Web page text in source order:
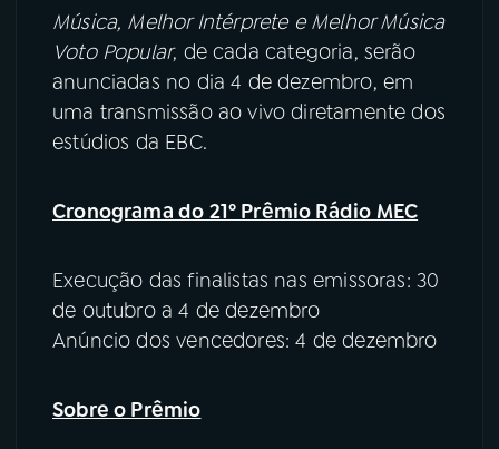
Música, Melhor Intérprete e Melhor Música
Voto Popular, de cada categoria, serão
anunciadas no dia 4 de dezembro, em
uma transmissão ao vivo diretamente dos
estúdios da EBC.
Cronograma do 21º Prêmio Rádio MEC
Execução das finalistas nas emissoras: 30
de outubro a 4 de dezembro
Anúncio dos vencedores: 4 de dezembro
Sobre o Prêmio